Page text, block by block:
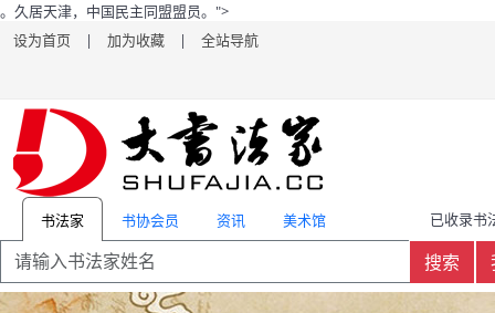
。 久居天津，中国民主同盟盟员。">
设为首页
| 加为收藏 | 全站导航
书法家 书协会员 资讯 美术馆 已收录书
搜索